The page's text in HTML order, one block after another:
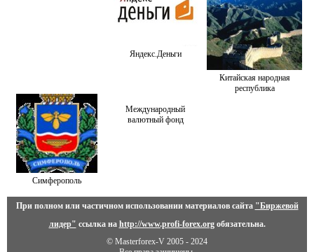
Яндекс.Деньги
Китайская народная
республика
Симферополь
Международный
валютный фонд
При полном или частичном использовании материалов сайта "Биржевой
лидер" ссылка на http://www.profi-forex.orgобязательна.
© Masterforex-V 2005 - 2024